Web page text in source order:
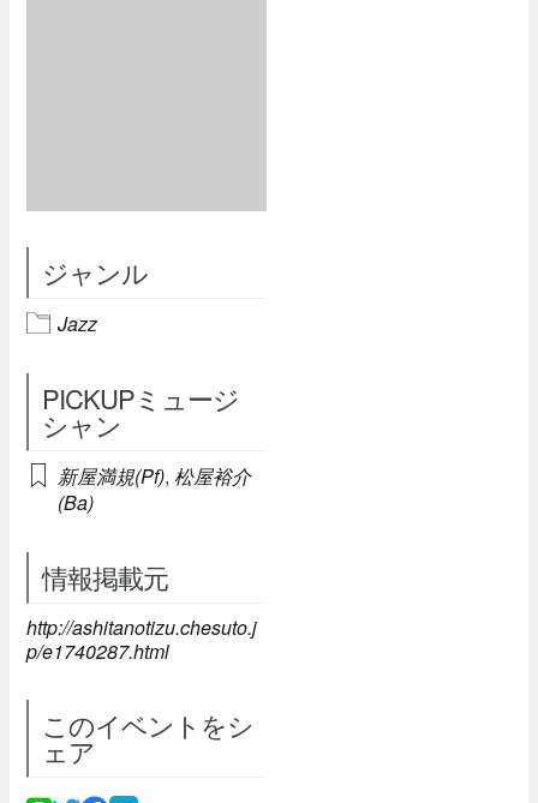
ジャンル
Jazz
PICKUPミュージ
シャン
新屋満規(Pf),松屋裕介
(Ba)
情報掲載元
http://ashitanotizu.chesuto.j
p/e1740287.html
このイベントをシ
ェア